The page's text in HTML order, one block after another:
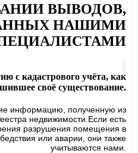
ВЫВОДОВ,
НАШИМИ
с кадастрового учёта, как
своё существование.
информацию, полученную из
недвижимости.Если есть
разрушения помещения в
бедствия или аварии, они также
учитываются нами.